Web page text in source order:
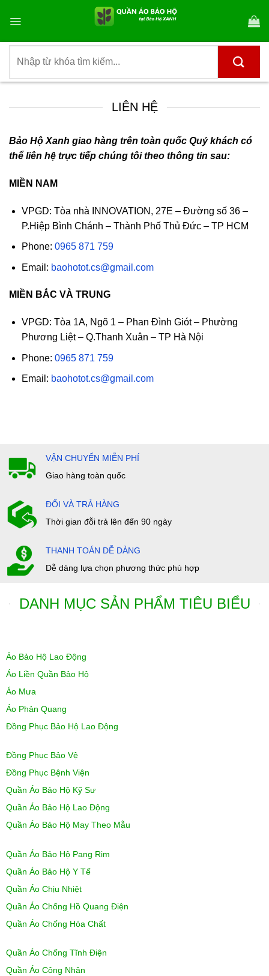
qua
dung
kiếm:
LIÊN HỆ
Bảo Hộ Xanh giao hàng trên toàn quốc Quý khách có
thể liên hệ trực tiếp chúng tôi theo thông tin sau:
MIỀN NAM
VPGD: Tòa nhà INNOVATION, 27E – Đường số 36 –
P.Hiệp Bình Chánh – Thành Phố Thủ Đức – TP HCM
Phone: 0965 871 759
Email: baohotot.cs@gmail.com
MIỀN BẮC VÀ TRUNG
VPGD: Tòa 1A, Ngõ 1 – Phan Đình Giót – Phường
Phương Liệt – Q.Thanh Xuân – TP Hà Nội
Phone: 0965 871 759
Email: baohotot.cs@gmail.com
VẬN CHUYỂN MIỄN PHÍ
Giao hàng toàn quốc
ĐỔI VÀ TRẢ HÀNG
Thời gian đỗi trả lên đến 90 ngày
THANH TOÁN DỄ DÀNG
Dễ dàng lựa chọn phương thức phù hợp
DANH MỤC SẢN PHẨM TIÊU BIỂU
Áo Bảo Hộ Lao Động
Áo Liền Quần Bảo Hộ
Áo Mưa
Áo Phản Quang
Đồng Phục Bảo Hộ Lao Động
Đồng Phục Bảo Vệ
Đồng Phục Bệnh Viện
Quần Áo Bảo Hộ Kỹ Sư
Quần Áo Bảo Hộ Lao Động
Quần Áo Bảo Hộ May Theo Mẫu
Quần Áo Bảo Hộ Pang Rim
Quần Áo Bảo Hộ Y Tế
Quần Áo Chịu Nhiệt
Quần Áo Chống Hồ Quang Điện
Quần Áo Chống Hóa Chất
Quần Áo Chống Tĩnh Điện
Quần Áo Công Nhân